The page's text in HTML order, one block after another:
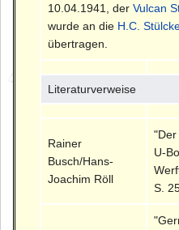
10.04.1941, derVulcan
wurde an die H.C.
übertragen.
Literaturverweise
Rainer
Busch/Hans-
Joachim Röll
U-
S.